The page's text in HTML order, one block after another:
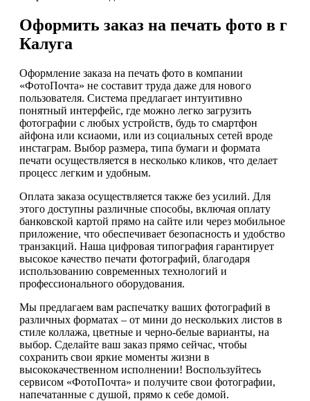
Оформить заказ на печать фото в г
Калуга
Оформление заказа на печать фото в компании
«ФотоПочта» не составит труда даже для нового
пользователя. Система предлагает интуитивно
понятный интерфейс, где можно легко загрузить
фотографии с любых устройств, будь то смартфон
айфона или ксиаоми, или из социальных сетей вроде
инстаграм. Выбор размера, типа бумаги и формата
печати осуществляется в несколько кликов, что делает
процесс легким и удобным.
Оплата заказа осуществляется также без усилий. Для
этого доступны различные способы, включая оплату
банковской картой прямо на сайте или через мобильное
приложение, что обеспечивает безопасность и удобство
транзакций. Наша цифровая типография гарантирует
высокое качество печати фотографий, благодаря
использованию современных технологий и
профессионального оборудования.
Мы предлагаем вам распечатку ваших фотографий в
различных форматах – от мини до нескольких листов в
стиле коллажа, цветные и черно-белые варианты, на
выбор. Сделайте ваш заказ прямо сейчас, чтобы
сохранить свои яркие моменты жизни в
высококачественном исполнении! Воспользуйтесь
сервисом «ФотоПочта» и получите свои фотографии,
напечатанные с душой, прямо к себе домой.